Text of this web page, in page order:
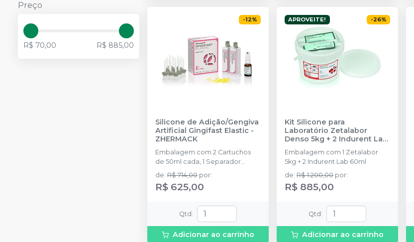
Preço
R$ 70,00 R$ 885,00
-12%
Silicone de Adição/Gengiva
Artificial Gingifast Elastic -
ZHERMACK
Embalagem com 2 Cartuchos
de 50ml cada, 1 Separador
(isolante) de 10ml, 12 pontas para
mistura amarelas e 12 pontas
intraorais amarelas.
de: R$ 714,00 por:
R$ 625,00
Qtd :
Adicionar ao carrinho
APROVEITE! -26%
Kit Silicone para
Laboratório Zetalabor
Denso 5kg + 2 Indurent Lab
60ml -
Embalagem com 1 Zetalabor
5kg + 2 Indurent Lab 60ml
de: R$ 1.200,00 por:
R$ 885,00
Qtd :
Adicionar ao carrinho